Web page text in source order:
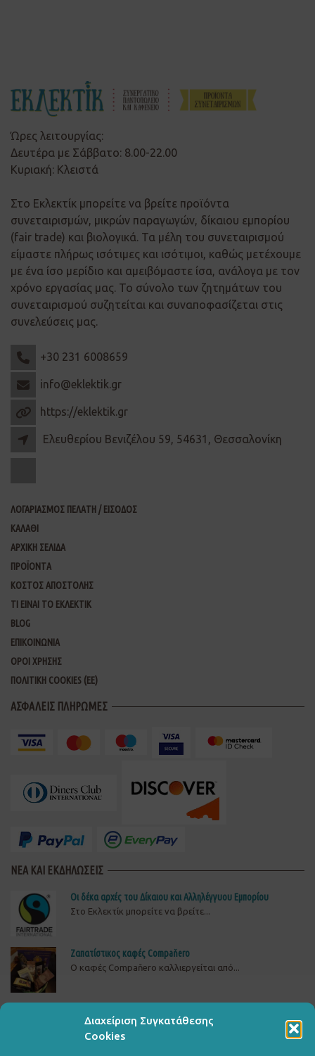
Διαχείριση Συγκατάθεσης
Cookies
Ώρες λειτουργίας:
Δευτέρα με Σάββατο: 8.00-22.00
Κυριακή: Κλειστά
Στο Εκλεκτίκ μπορείτε να βρείτε προϊόντα
συνεταιρισμών, μικρών παραγωγών, δίκαιου εμπορίου
(fair trade) και βιολογικά. Τα μέλη του συνεταιρισμού
είμαστε πλήρως ισότιμες και ισότιμοι, καθώς μετέχουμε
με ένα ίσο μερίδιο και αμειβόμαστε ίσα, ανάλογα με τον
χρόνο εργασίας μας. Το σύνολο των ζητημάτων του
συνεταιρισμού συζητείται και συναποφασίζεται στις
συνελεύσεις μας.
+30 231 6008659
info@eklektik.gr
https://eklektik.gr
Ελευθερίου Βενιζέλου 59, 54631, Θεσσαλονίκη
ΛΟΓΑΡΙΑΣΜΟΣ ΠΕΛΑΤΗ / ΕΙΣΟΔΟΣ
ΚΑΛΑΘΙ
ΑΡΧΙΚΗ ΣΕΛΙΔΑ
ΠΡΟΪΟΝΤΑ
ΚΟΣΤΟΣ ΑΠΟΣΤΟΛΗΣ
ΤΙ ΕΙΝΑΙ ΤΟ ΕΚΛΕΚΤΙΚ
BLOG
ΕΠΙΚΟΙΝΩΝΙΑ
ΟΡΟΙ ΧΡΗΣΗΣ
ΠΟΛΙΤΙΚΗ COOKIES (ΕΕ)
ΑΣΦΑΛΕΙΣ ΠΛΗΡΩΜΕΣ
ΝΕΑ ΚΑΙ ΕΚΔΗΛΩΣΕΙΣ
Οι δέκα αρχές του Δίκαιου και Αλληλέγγυου Εμπορίου
Στο Εκλεκτίκ μπορείτε να βρείτε...
Ζαπατίστικος καφές Compaňero
O καφές Compaňero καλλιεργείται από...
ΔΕΙΤΕ, ΥΠΟΓΡΑΨΤΕ ΚΑΙ ΔΙΑΔΩΣΤΕΤΗΝ ΚΑΜΠΑΝΙΑ...